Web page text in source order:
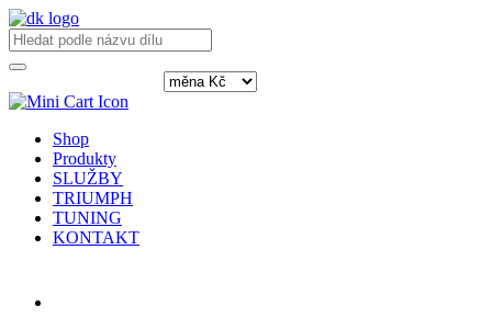
Shop
Produkty
SLUŽBY
TRIUMPH
TUNING
KONTAKT